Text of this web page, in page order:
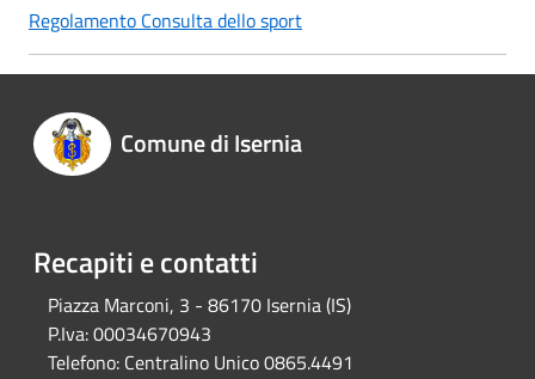
Regolamento Consulta dello sport
Comune di Isernia
Recapiti e contatti
Piazza Marconi, 3 - 86170 Isernia (IS)
P.Iva:00034670943
Telefono: Centralino Unico 0865.4491